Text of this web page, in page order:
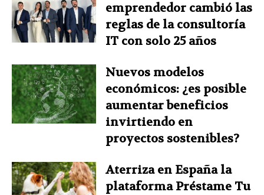
emprendedor cambió las
reglas de la consultoría
IT con solo 25 años
Nuevos modelos
económicos: ¿es posible
aumentar beneficios
invirtiendo en
proyectos sostenibles?
Aterriza en España la
plataforma Préstame Tu